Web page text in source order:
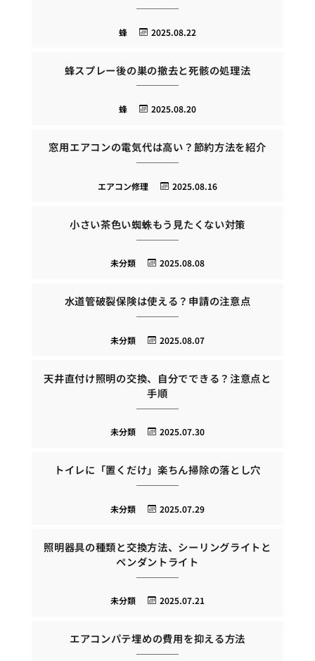
2025.08.22
蜂
蜂スプレー後の巣の撤去と死骸の処理法
2025.08.20
蜂
窓用エアコンの電気代は高い？節約方法を紹介
2025.08.16
エアコン修理
小さい茶色い蜘蛛もう見たくない対策
2025.08.08
未分類
水道管破裂保険は使える？申請の注意点
2025.08.07
未分類
天井直付け照明の交換、自分でできる？注意点と
手順
2025.07.30
未分類
トイレに「置くだけ」楽ちん掃除の落とし穴
2025.07.29
未分類
照明器具の種類と交換方法、シーリングライトと
ペンダントライト
2025.07.21
未分類
エアコンパテ埋めの費用を抑える方法